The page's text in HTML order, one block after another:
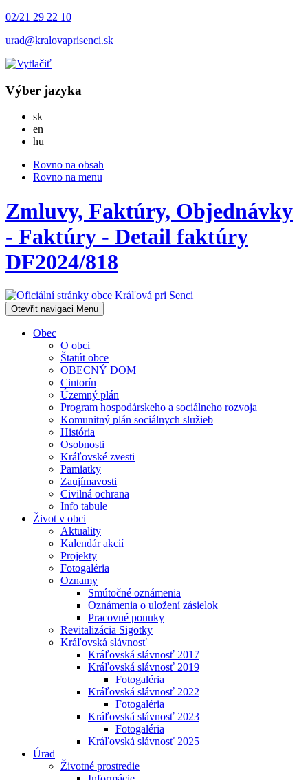
02/21 29 22 10
urad@kralovaprisenci.sk
Výber jazyka
skSlovensky
en
hu
Rovno na obsah
Rovno na menu
Zmluvy, Faktúry, Objednávky
- Faktúry - Detail faktúry
DF2024/818
Otevřit navigaci Menu
Obec
O obci
Štatút obce
OBECNÝ DOM
Cintorín
Územný plán
Program hospodárskeho a sociálneho rozvoja
Komunitný plán sociálnych služieb
História
Osobnosti
Kráľovské zvesti
Pamiatky
Zaujímavosti
Civilná ochrana
Info tabule
Život v obci
Aktuality
Kalendár akcií
Projekty
Fotogaléria
Oznamy
Smútočné oznámenia
Oznámenia o uložení zásielok
Pracovné ponuky
Revitalizácia Sigotky
Kráľovská slávnosť
Kráľovská slávnosť 2017
Kráľovská slávnosť 2019
Fotogaléria
Kráľovská slávnosť 2022
Fotogaléria
Kráľovská slávnosť 2023
Fotogaléria
Kráľovská slávnosť 2025
Úrad
Životné prostredie